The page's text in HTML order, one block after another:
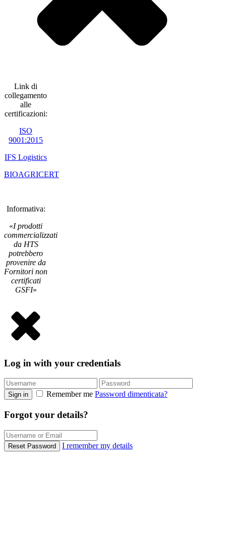
Link di
collegamento
alle
certificazioni:
ISO
9001:2015
IFS Logistics
BIOAGRICERT
Informativa:
«I prodotti
commercializzati
da HTS
potrebbero
provenire da
Fornitori non
certificati
GSFI»
Log in with your credentials
Sign in Remember me Password dimenticata?
Forgot your details?
Reset Password I remember my details